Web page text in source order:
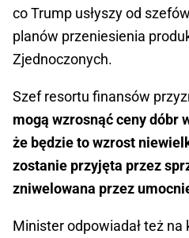
co Trump usłyszy od
planów przeniesienia
Zjednoczonych.
Szef resortu finansów
mogą wzrosnąć ceny dóbr
że będzie to wzrost
zostanie przyjęta przez
zniwelowana przez
Minister odpowiadał też